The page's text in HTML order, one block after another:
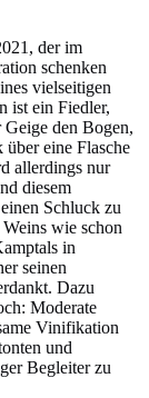
der im
schenken
vielseitigen
ist ein Fiedler,
Geige den Bogen,
über eine Flasche
allerdings nur
diesem
Schluck zu
wie schon
in
seinen
Dazu
Moderate
Vinifikation
und
Begleiter zu